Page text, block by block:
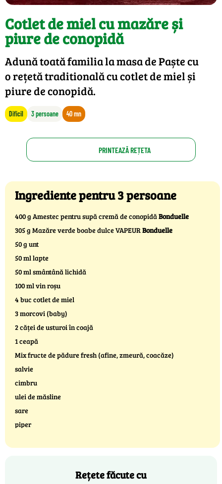
Cotlet de miel cu mazăre și
piure de conopidă
Adună toată familia la masa de Paște cu
o rețetă traditională cu cotlet de miel și
piure de conopidă.
Dificil 3 persoane 40 mn
PRINTEAZĂ REȚETA
Ingrediente pentru 3 persoane
400 g Amestec pentru supă cremă de conopidăBonduelle
305 g Mazăre verde boabe dulce VAPEURBonduelle
50 g unt
50 ml lapte
50 ml smântână lichidă
100 ml vin roșu
4 buc cotlet de miel
3 morcovi (baby)
2 căței de usturoi în coajă
1 ceapă
Mix fructe de pădure fresh (afine, zmeură, coacăze)
salvie
cimbru
ulei de măsline
sare
piper
Rețete făcute cu